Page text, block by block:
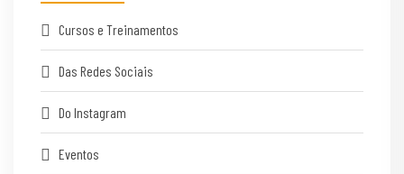
Cursos e Treinamentos
Das Redes Sociais
Do Instagram
Eventos